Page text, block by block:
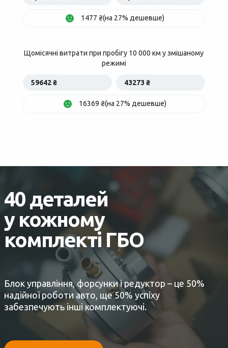
1477 ₴(на 27% дешевше)
Щомісячні витрати при пробігу 10 000 км у змішаному
режимі
59642 ₴ 43273 ₴
16369 ₴(на 27% дешевше)
40 деталей
у кожному
комплекті ГБО
Блок управління, форсунки і редуктор – це 50%
надійної роботи авто, ще 50% успіху
забезпечують інші комплектуючі.